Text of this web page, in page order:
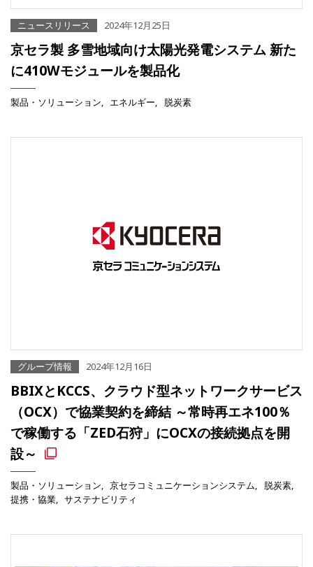
ニュースリリース 2024年12月25日
京セラ製 多雪地域向け太陽光発電システム 新た
に410Wモジュールを製品化
製品・ソリューション エネルギー 脱炭素
グループ情報 2024年12月16日
BBIXとKCCS、クラウド型ネットワークサービス
（OCX）で協業契約を締結 ～常時再エネ100％
で稼働する「ZED石狩」にOCXの接続拠点を開
設～
製品・ソリューション 京セラコミュニケーションシステム
脱炭素
提携・協業
サステナビリティ